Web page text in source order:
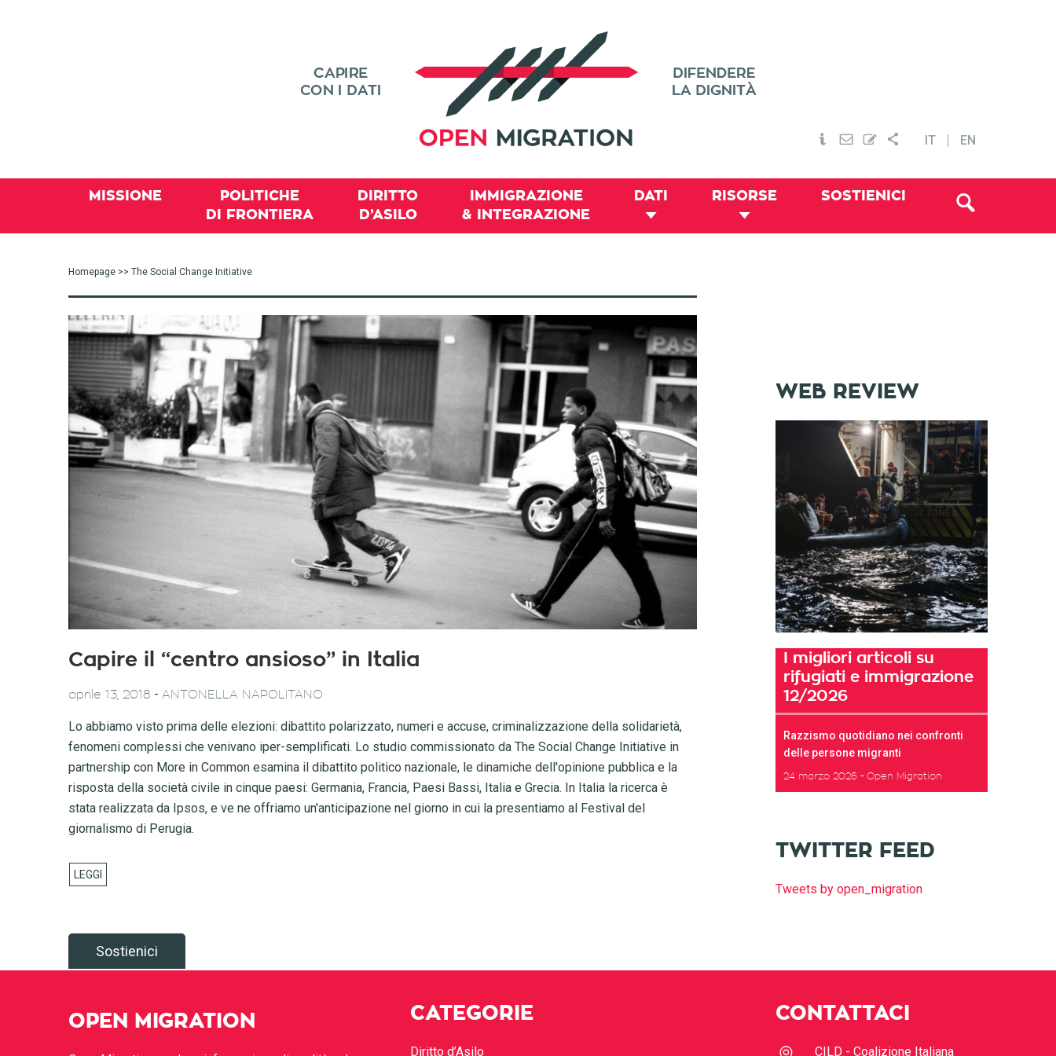
IT EN
MISSIONE
POLITICHE
DI FRONTIERA
DIRITTO
D’ASILO
IMMIGRAZIONE
& INTEGRAZIONE
DATI RISORSE SOSTIENICI
Homepage >> The Social Change Initiative
Capire il “centro ansioso” in Italia
aprile 13, 2018 - ANTONELLA NAPOLITANO
Lo abbiamo visto prima delle elezioni: dibattito polarizzato, numeri e accuse, criminalizzazione della solidarietà,
fenomeni complessi che venivano iper-semplificati. Lo studio commissionato da The Social Change Initiative in
partnership con More in Common esamina il dibattito politico nazionale, le dinamiche dell'opinione pubblica e la
risposta della società civile in cinque paesi: Germania, Francia, Paesi Bassi, Italia e Grecia. In Italia la ricerca è
stata realizzata da Ipsos, e ve ne offriamo un'anticipazione nel giorno in cui la presentiamo al Festival del
giornalismo di Perugia.
WEB REVIEW
I migliori articoli su
rifugiati e immigrazione
12/2026
Razzismo quotidiano nei confronti
delle persone migranti
24 marzo 2026 Open Migration
TWITTER FEED
Tweets by open_migration
Sostienici
OPEN MIGRATION CATEGORIE
Diritto d’Asilo
CONTATTACI
CILD - Coalizione Italiana